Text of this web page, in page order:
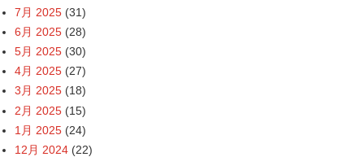
7月 2025 (31)
6月 2025 (28)
5月 2025 (30)
4月 2025 (27)
3月 2025 (18)
2月 2025 (15)
1月 2025 (24)
12月 2024 (22)